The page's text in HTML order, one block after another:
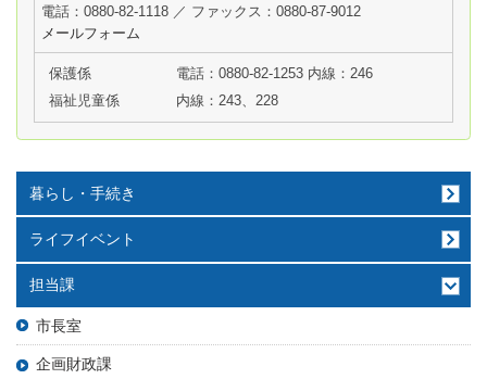
電話：0880-82-1118 ／ ファックス：0880-87-9012
メールフォーム
保護係
電話：0880-82-1253 内線：246
福祉児童係
内線：243、228
暮らし・手続き
ライフイベント
担当課
市長室
企画財政課